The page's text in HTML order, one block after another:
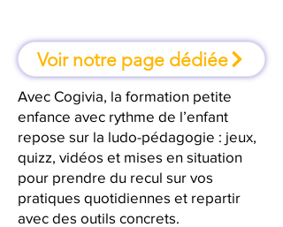
Voir notre page dédiée
Avec Cogivia, la formation petite
enfance avec rythme de l’enfant
repose sur la ludo-pédagogie : jeux,
quizz, vidéos et mises en situation
pour prendre du recul sur vos
pratiques quotidiennes et repartir
avec des outils concrets.